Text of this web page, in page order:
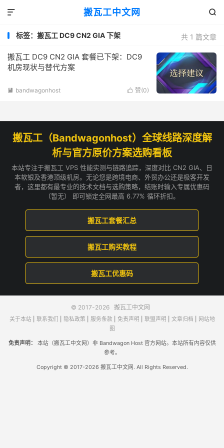
搬瓦工中文网 

共 1 篇文章
标签：搬瓦工 DC9 CN2 GIA 下架
搬瓦工 DC9 CN2 GIA 套餐已下架：DC9
机房现状与替代方案
 赞(0)
 bandwagonhost
搬瓦工（Bandwagonhost）全球线路深度解
析与官方原价方案选购看板
本站专注于搬瓦工 VPS 性能实测与链路追踪，深度对比 CN2 GIA、日
本软银及香港顶级机房。无论您是跨境电商、外贸办公还是极客开发
者，这里都有最专业的技术文档与选购策略，结账时输入专属优惠码
（暂无） 即可锁定全网最高 6.77% 循环折扣。
搬瓦工套餐汇总
搬瓦工购买教程
搬瓦工优惠码
© 2017-2026 搬瓦工中文网
关于本站| 联系我们 隐私政策 服务条款 免责声明 联盟声明 文章归档
网站地
图
免责声明：
本站（搬瓦工中文网）非 Bandwagon Host 官方网站。本站所有内容仅供
参考。
Copyright © 2017-2026 搬瓦工中文网. All Rights Reserved.